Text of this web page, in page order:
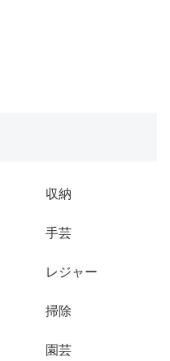
収納
手芸
レジャー
掃除
園芸